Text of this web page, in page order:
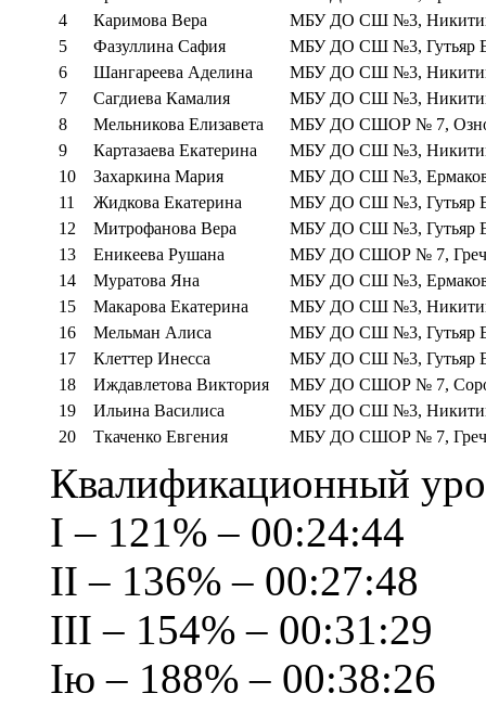
4
Каримова Вера
МБУ ДО СШ №3,
5
Фазуллина Сафия
МБУ ДО СШ №3, Гутьяр
6
Шангареева Аделина
МБУ ДО СШ №3,
7
Сагдиева Камалия
МБУ ДО СШ №3,
8
Мельникова Елизавета
МБУ ДО СШОР № 7,
9
Картазаева Екатерина
МБУ ДО СШ №3,
10
Захаркина Мария
МБУ ДО СШ №3,
11
Жидкова Екатерина
МБУ ДО СШ №3, Гутьяр
12
Митрофанова Вера
МБУ ДО СШ №3, Гутьяр
13
Еникеева Рушана
МБУ ДО СШОР № 7,
14
Муратова Яна
МБУ ДО СШ №3,
15
Макарова Екатерина
МБУ ДО СШ №3,
16
Мельман Алиса
МБУ ДО СШ №3, Гутьяр
17
Клеттер Инесса
МБУ ДО СШ №3, Гутьяр
18
Иждавлетова Виктория
МБУ ДО СШОР № 7,
19
Ильина Василиса
МБУ ДО СШ №3,
20
Ткаченко Евгения МБУ ДО СШОР № 7,
Квалификационный
I – 121% – 00:24:44
II – 136% – 00:27:48
III – 154% – 00:31:29
Iю – 188% – 00:38:26